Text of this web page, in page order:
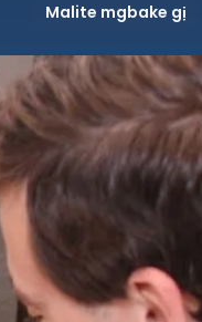
Malite mgbake gị